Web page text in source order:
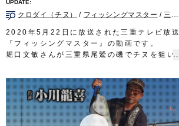
オーナーばりwebsite
http://www.owner.co.jp
クロダイ（チヌ） / フィッシングマスター / 三重県
2020年5月22日に放送された三重テレビ放送
『フィッシングマスター』の動画です。
堀口文敏さんが三重県尾鷲の磯でチヌを狙い
潮の状況を読み、良型チヌを連発！
■使用鈎…サスガチヌ、インブライトチヌ
■取材協力…尾鷲市/川端渡船様
フィッシングマスター 三重テレビ放送 毎
週金曜日 23時～23時15分